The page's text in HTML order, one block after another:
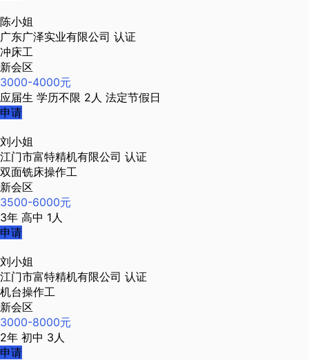
陈小姐
广东广泽实业有限公司 认证
冲床工
新会区
3000-4000元
应届生 学历不限 2人 法定节假日
申请
刘小姐
江门市富特精机有限公司 认证
双面铣床操作工
新会区
3500-6000元
3年 高中 1人
申请
刘小姐
江门市富特精机有限公司 认证
机台操作工
新会区
3000-8000元
2年 初中 3人
申请